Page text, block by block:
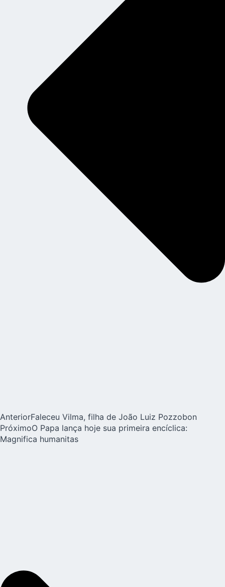
AnteriorFaleceu Vilma, filha de João Luiz Pozzobon
PróximoO Papa lança hoje sua primeira encíclica:
Magnifica humanitas